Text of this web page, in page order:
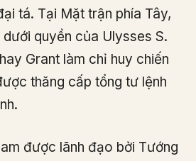
tá. Tại Mặt trận phía Tây,
quyền của Ulysses S.
Grant làm chỉ huy chiến
thăng cấp tổng tư lệnh
được lãnh đạo bởi Tướng